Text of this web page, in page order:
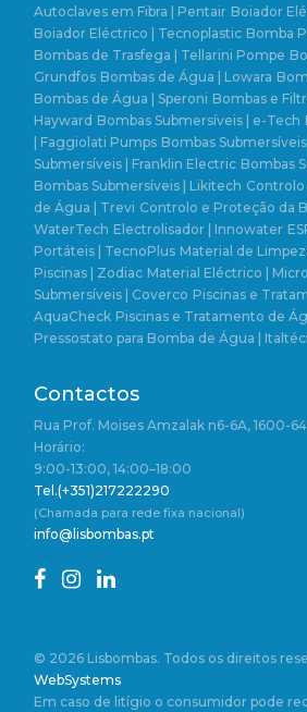
Autoclaves em Fibra | Pentair Boiador
Boiador Eléctrico | Tecnoplastic Bomba
Bombas de Trasfega | Tellarini Pompe
Grundfos Bombas de Água | Lowara
Bombas de Água | Speroni Bombas e
Hayward Bombas Submersíveis | e-Tech
| Faggiolati Pumps Bombas
Submersíveis | Franklin Electric Bombas
Bombas Submersíveis | Likitech
de Água | Trevi Controlo e Proteção da
WaterTech Electrolisador | Innowater
Portáteis | TecnoPlus Material de
Piscinas | Zodiac Material Eléctrico |
Submersíveis | Coverco Piscinas e
AquaCheck Piscinas e Tratamento de
Pressostato para Bomba de Água |
Contactos
Rua Prof. Moises Amzalak n6-6A, 1600-
Horário:
9:00-13:00, 14:00–18:00
Tel.(+351)217222290
(Chamada para rede fixa nacional)
info@lisbombas.pt
© 2026 Lisbombas. Todos os direitos
WebSystems
Em caso de litígio o consumidor pode